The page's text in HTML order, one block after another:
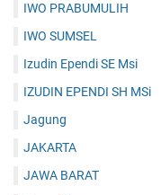
IWO PRABUMULIH
IWO SUMSEL
Izudin Ependi SE Msi
IZUDIN EPENDI SH MSi
Jagung
JAKARTA
JAWA BARAT